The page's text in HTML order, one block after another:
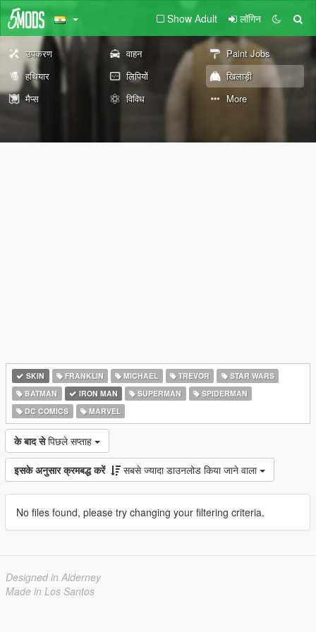
Show Adult लॉगिन
उपकरण वाहन
Paint Jobs
हथियार
लिपियों
खिलाड़ी
मैप्स
विविध More
SKIN FRANKLIN MICHAEL TREVOR
STAR WARS
BATMAN
IRON MAN SUPERMAN
SPIDERMAN
DC COMICS
MARVEL
के बाद से पिछले सप्ताह
इसके अनुसार क्रमबद्ध करें सबसे ज्यादा डाउनलोड किया जाने वाला
No files found, please try changing your filtering criteria.
Designed in Alderney
Made in Los Santos